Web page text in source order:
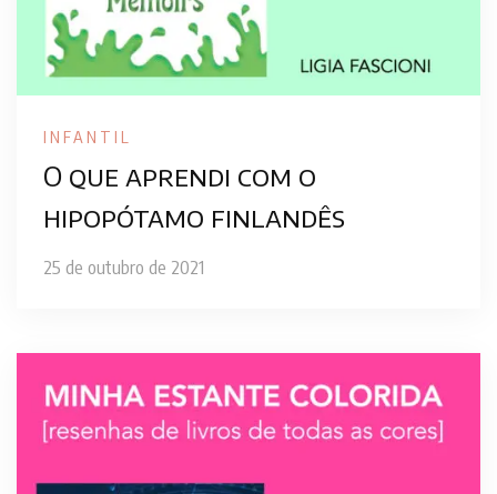
INFANTIL
O que aprendi com o
hipopótamo finlandês
25 de outubro de 2021